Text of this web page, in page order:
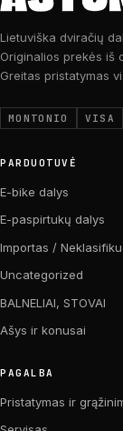
Lietuviška dviračių
Originalios prekės iš
Greitas pristatymas
MONTONIO VISA
PARDUOTUVĖ
E-bike dalys
E-paspirtukų dalys
Importas /
Uncategorized
BALNELIAI, STOVAI
Ašys ir konusai
PAGALBA
Pristatymas ir